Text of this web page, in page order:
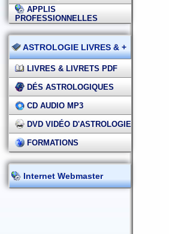
APPLIS
PROFESSIONNELLES
ASTROLOGIE LIVRES & +
LIVRES & LIVRETS PDF
DÉS ASTROLOGIQUES
CD AUDIO MP3
DVD VIDÉO D'ASTROLOGIE
FORMATIONS
Internet Webmaster